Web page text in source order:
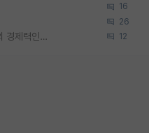
16
26
박사진학하기에 2억은 괜찮은 (?) 정도의 경제력인가요 12